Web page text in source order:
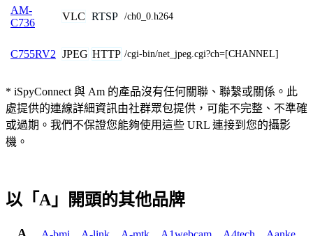
AM-
C736
VLC RTSP /ch0_0.h264
C755RV2 JPEG HTTP /cgi-bin/net_jpeg.cgi?ch=[CHANNEL]
* iSpyConnect 與 Am 的產品沒有任何關聯、聯繫或關係。此
處提供的連線詳細資訊由社群眾包提供，可能不完整、不準確
或過期。我們不保證您能夠使用這些 URL 連接到您的攝影
機。
以「A」開頭的其他品牌